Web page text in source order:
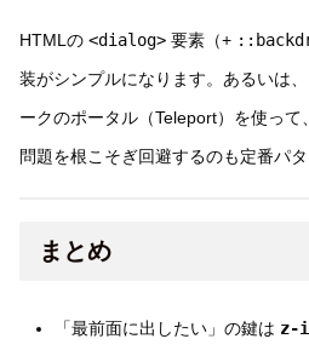
HTMLの <dialog> 要素（+
装がシンプルになります。あるいは
ークのポータル（Teleport）を使っ
問題を根こそぎ回避するのも定番パタ
まとめ
「最前面に出したい」の鍵は z-